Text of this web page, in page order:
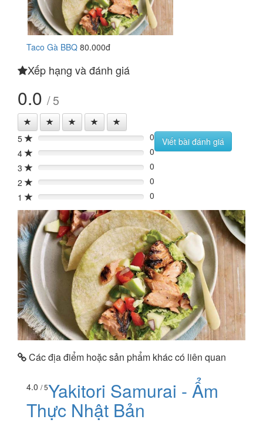
Taco Gà BBQ 80.000đ
Xếp hạng và đánh giá
0.0 / 5
5 0%
0
4
0%
0
3
0%
0
2
0%
0
1
0% 0
Viết bài đánh giá
Các địa điểm hoặc sản phẩm khác có liên quan
4.0 / 5Yakitori Samurai - Ẩm
Thực Nhật Bản